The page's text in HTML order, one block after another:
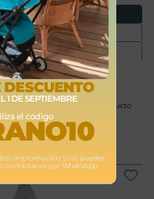
Opiniones
Envíos
Devoluciones
que hayan comprado este producto
DESCUENTO
1 DE SEPTIEMBRE
el código
sin promoción. Si no puedes
contáctanos por WhatsApp